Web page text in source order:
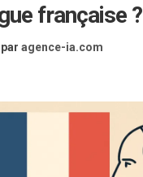
française ?
par agence-ia.com